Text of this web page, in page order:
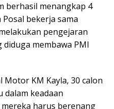
berhasil menangkap 4
bekerja sama
pengejaran
membawa PMI
Motor KM Kayla, 30 calon
dalam keadaan
harus berenang